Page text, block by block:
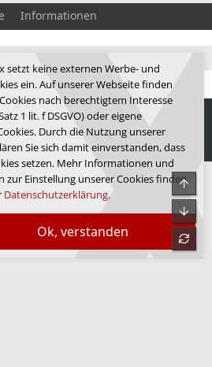
Informationen
Datenschutz Hilfe Startseite
Ok, verstanden
setzt keine externen Werbe- und
ein. Auf unserer Webseite finden
nach berechtigtem Interesse
1 lit. f DSGVO) oder eigene
Durch die Nutzung unserer
Sie sich damit einverstanden, dass
setzen. Mehr Informationen und
zur Einstellung unserer Cookies finden
Datenschutzerklärung.